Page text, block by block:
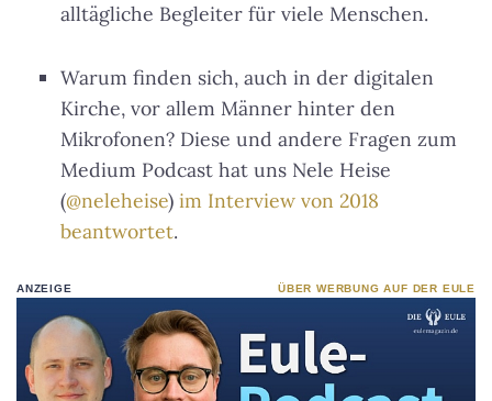
alltägliche Begleiter für viele Menschen.
Warum finden sich, auch in der digitalen
Kirche, vor allem Männer hinter den
Mikrofonen? Diese und andere Fragen zum
Medium Podcast hat uns Nele Heise
(@neleheise) im Interview von 2018
beantwortet.
ANZEIGE ÜBER WERBUNG AUF DER EULE